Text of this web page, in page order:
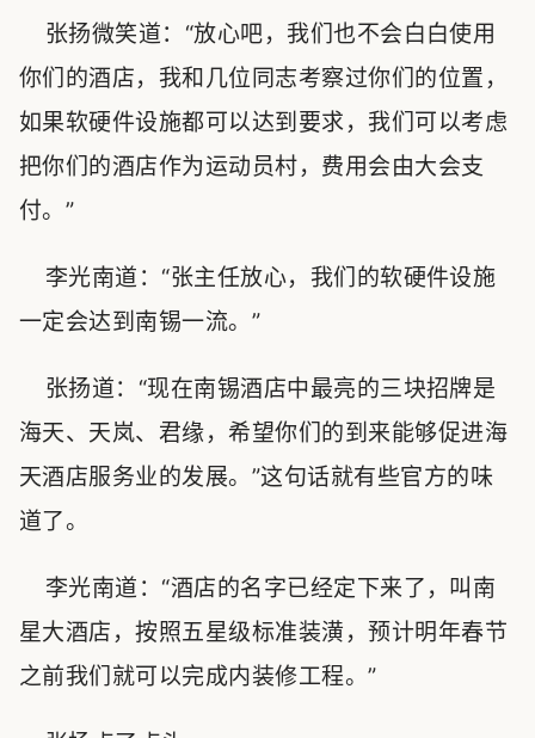
张扬微笑道：“放心吧，我们也不会白白使用
你们的酒店，我和几位同志考察过你们的位置，
如果软硬件设施都可以达到要求，我们可以考虑
把你们的酒店作为运动员村，费用会由大会支
付。”
李光南道：“张主任放心，我们的软硬件设施
一定会达到南锡一流。”
张扬道：“现在南锡酒店中最亮的三块招牌是
海天、天岚、君缘，希望你们的到来能够促进海
天酒店服务业的发展。”这句话就有些官方的味
道了。
李光南道：“酒店的名字已经定下来了，叫南
星大酒店，按照五星级标准装潢，预计明年春节
之前我们就可以完成内装修工程。”